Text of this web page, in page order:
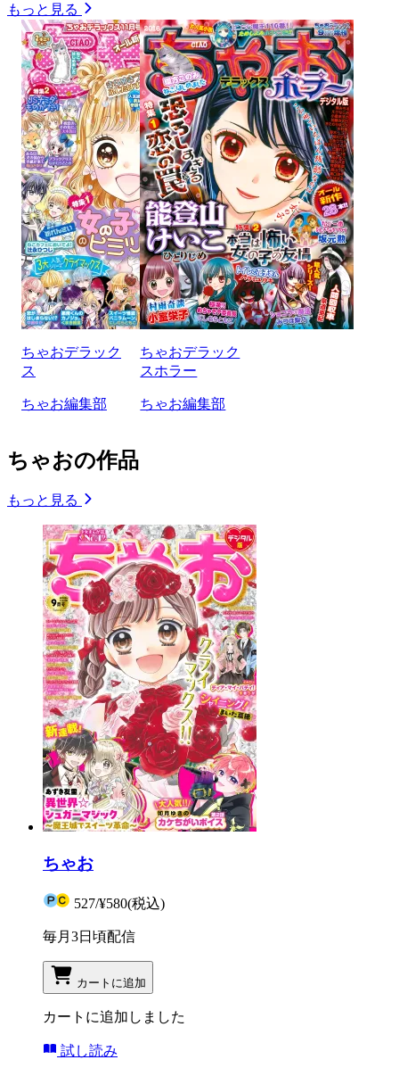
もっと見る
ちゃおデラック
ス
ちゃお編集部
ちゃおデラック
スホラー
ちゃお編集部
ちゃおの作品
もっと見る
ちゃお
527/¥580(税込)
毎月3日頃配信
カートに追加
カートに追加しました
試し読み